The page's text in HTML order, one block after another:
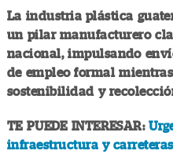
La industria plástica
un pilar manufacturero
nacional, impulsando
de empleo formal
sostenibilidad y
TE PUEDE INTERESAR:
infraestructura y